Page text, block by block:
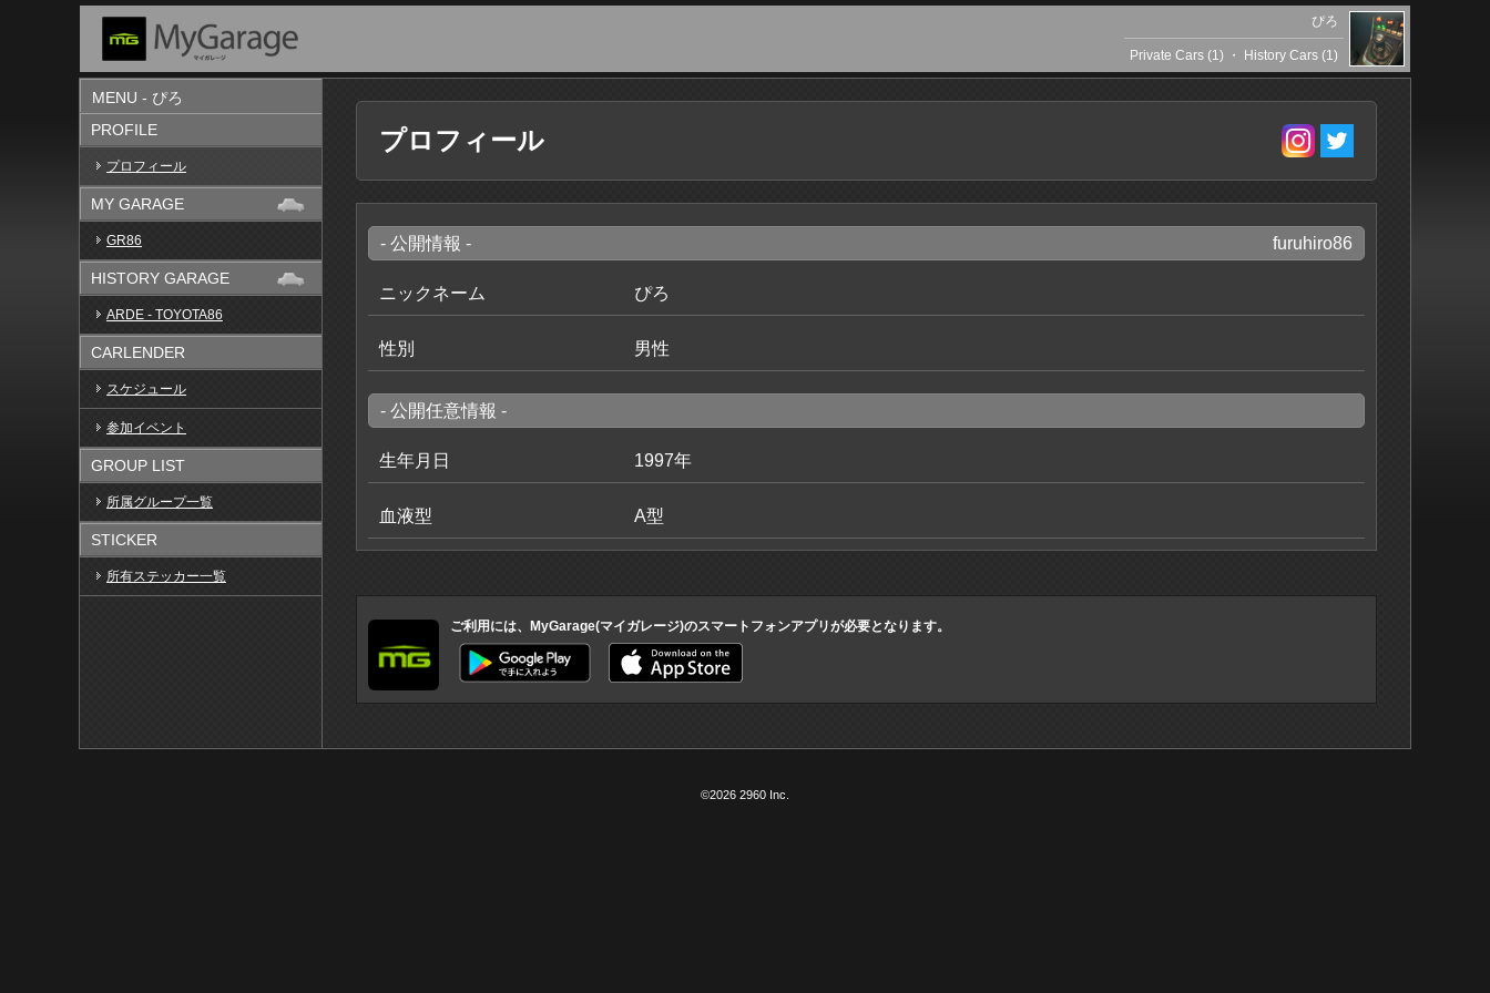
ぴろ
Private Cars (1) ・ History Cars (1)
MENU - ぴろ
PROFILE
プロフィール
MY GARAGE
GR86
HISTORY GARAGE
ARDE - TOYOTA86
CARLENDER
スケジュール
参加イベント
GROUP LIST
所属グループ一覧
STICKER
所有ステッカー一覧
プロフィール
- 公開情報 - furuhiro86
ニックネーム ぴろ
性別 男性
- 公開任意情報 -
生年月日 1997年
血液型 A型
ご利用には、MyGarage(マイガレージ)のスマートフォンアプリが必要となります。
©2026 2960 Inc.